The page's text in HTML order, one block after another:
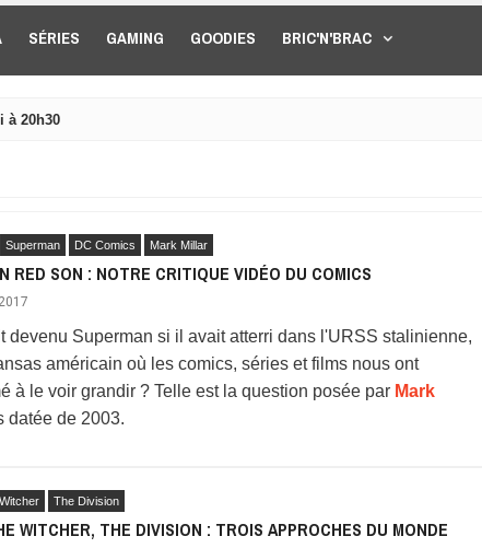
SÉRIES GAMING GOODIES BRIC'N'BRAC
à 20h30
Superman DC Comics Mark Millar
RED SON : NOTRE CRITIQUE VIDÉO DU COMICS
devenu Superman si il avait atterri dans l'URSS stalinienne,
américain où les comics, séries et films nous ont
à le voir grandir ? Telle est la question posée par Mark
datée de 2003.
The Division
WITCHER, THE DIVISION : TROIS APPROCHES DU MONDE